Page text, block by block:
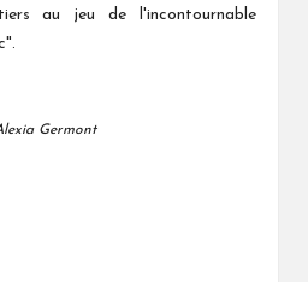
au jeu de l'incontournable
Germont